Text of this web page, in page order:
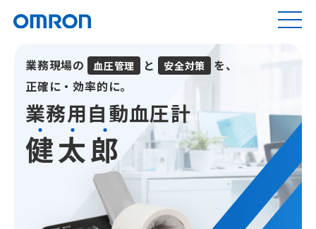
業務現場の 血圧管理 と 安全対策
を、
正確に・効率的に。
業務用自動血圧計
健太郎